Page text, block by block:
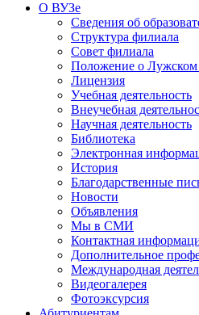
О ВУЗе
Сведения об
Структура филиала
Совет филиала
Положение о Лужском
Лицензия
Учебная деятельность
Внеучебная
Научная деятельность
Библиотека
Электронная
История
Благодарственные
Новости
Объявления
Мы в СМИ
Контактная
Дополнительное
Международная
Видеогалерея
Фотоэксурсия